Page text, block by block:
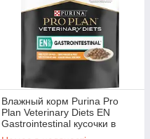
Влажный корм Purina Pro
Plan Veterinary Diets EN
Gastrointestinal кусочки в
подливке с курицей 85г